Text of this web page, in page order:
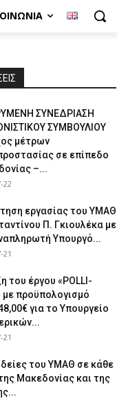
ΣΥΝΕΔΡΙΑΣΗ
ΣΥΜΒΟΥΛΙΟΥ
μέτρων
σε επίπεδο
–...
22
εργασίας του ΥΜΑΘ
Π. Γκιουλέκα με
Υπουργό...
21
του έργου «POLLI-
με προϋπολογισμό
για το Υπουργείο
21
του ΥΜΑΘ σε κάθε
Μακεδονίας και της